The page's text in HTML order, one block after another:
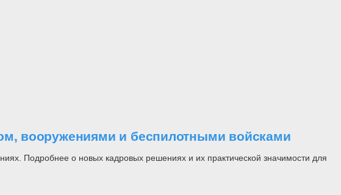
вооружениями и беспилотными войсками
Подробнее о новых кадровых решениях и их практической значимости для